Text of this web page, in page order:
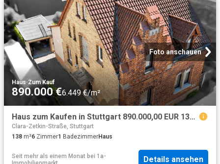
Foto anschauen
Haus·Zum Kauf
890.000 €6.449 €/m²
Haus zum Kaufen in Stuttgart 890.000,00 EUR 138 m²
Clara-Zetkin-Straße, Stuttgart
138 m²6 Zimmer1 BadezimmerHaus
Seit mehr als einem Monat bei 1a-
Details ansehen